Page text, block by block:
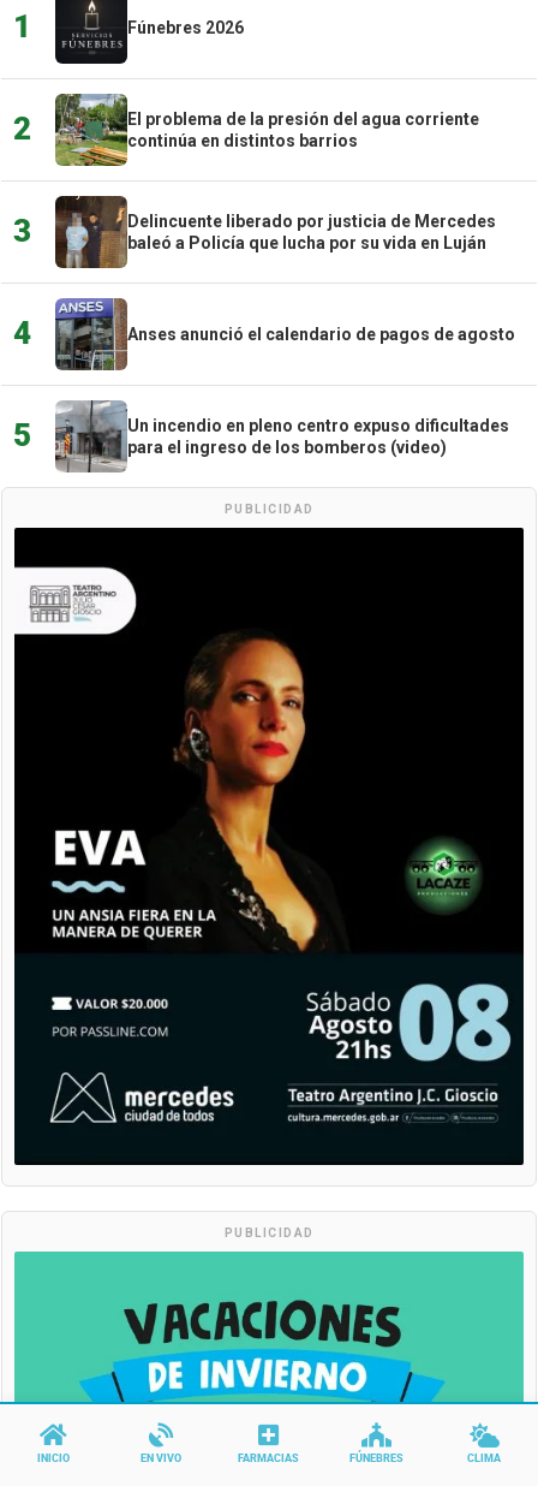
1 Fúnebres 2026
2
El problema de la presión del agua corriente
continúa en distintos barrios
3
Delincuente liberado por justicia de Mercedes
baleó a Policía que lucha por su vida en Luján
4 Anses anunció el calendario de pagos de agosto
5
Un incendio en pleno centro expuso dificultades
para el ingreso de los bomberos (video)
PUBLICIDAD
PUBLICIDAD
INICIO EN VIVO FARMACIAS FÚNEBRES CLIMA